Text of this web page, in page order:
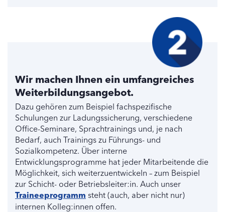
Wir machen Ihnen ein umfangreiches
Weiterbildungsangebot.
Dazu gehören zum Beispiel fachspezifische
Schulungen zur Ladungssicherung, verschiedene
Office-Seminare, Sprachtrainings und, je nach
Bedarf, auch Trainings zu Führungs- und
Sozialkompetenz. Über interne
Entwicklungsprogramme hat jeder Mitarbeitende die
Möglichkeit, sich weiterzuentwickeln – zum Beispiel
zur Schicht- oder Betriebsleiter:in. Auch unser
Traineeprogramm steht (auch, aber nicht nur)
internen Kolleg:innen offen.